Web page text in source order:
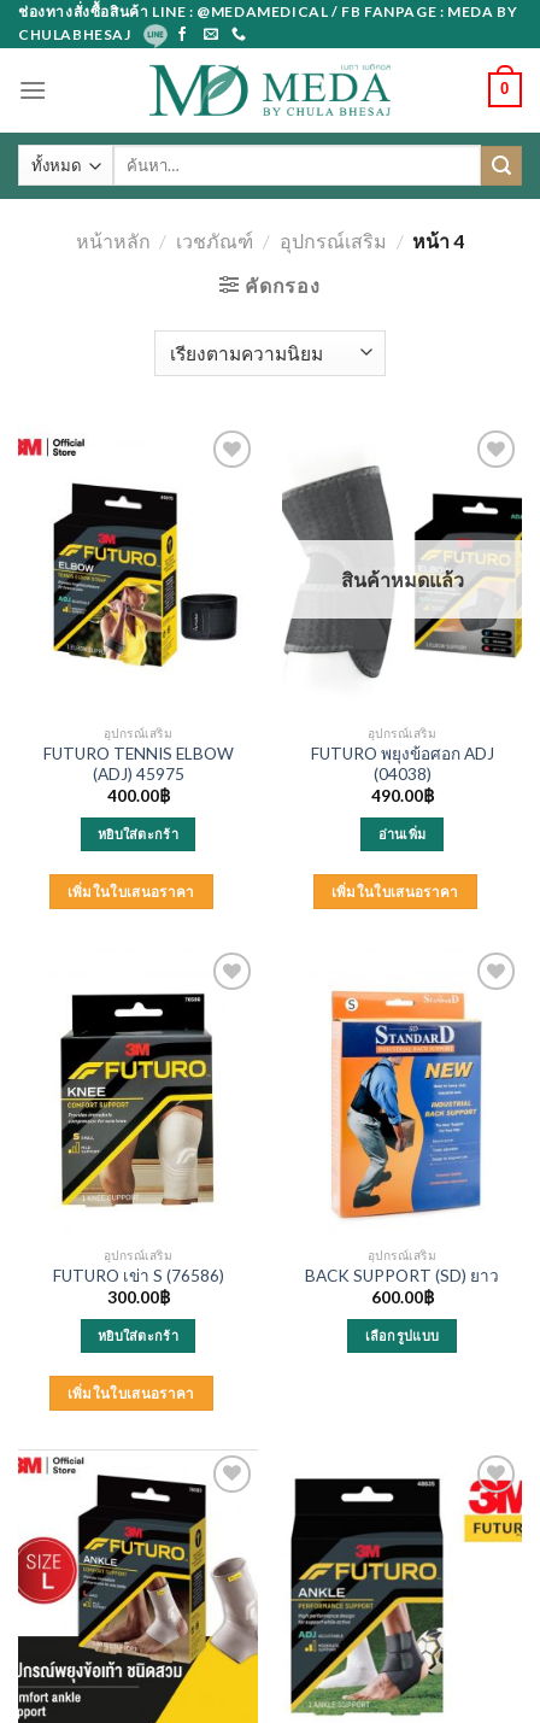
Skip
to
ช่องทางสั่งซื้อสินค้า LINE : @MEDAMEDICAL / FB FANPAGE : MEDA BY
CHULABHESAJ
0
ค้นหา:
หน้าหลัก / เวชภัณฑ์ / อุปกรณ์เสริม / หน้า 4
คัดกรอง
อุปกรณ์เสริม
FUTURO TENNIS ELBOW
(ADJ) 45975
400.00฿
หยิบใส่ตะกร้า
เพิ่มในใบเสนอราคา
สินค้าหมดแล้ว
อุปกรณ์เสริม
FUTURO พยุงข้อศอก ADJ
(04038)
490.00฿
อ่านเพิ่ม
เพิ่มในใบเสนอราคา
อุปกรณ์เสริม
FUTURO เข่า S (76586)
300.00฿
หยิบใส่ตะกร้า
เพิ่มในใบเสนอราคา
อุปกรณ์เสริม
BACK SUPPORT (SD) ยาว
600.00฿
เลือกรูปแบบ
The
options
may
be
chosen
on
the
product
page